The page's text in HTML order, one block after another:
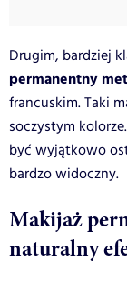
Drugim, bardziej
permanentny
francuskim. Taki
soczystym
być wyjątkowo
bardzo widoczny.
Makijaż
naturalny